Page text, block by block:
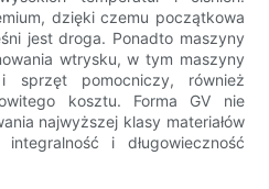
dzięki czemu początkowa
jest droga. Ponadto maszyny
wtrysku, w tym maszyny
sprzęt pomocniczy, również
kosztu. Forma GV nie
najwyższej klasy materiałów
i długowieczność